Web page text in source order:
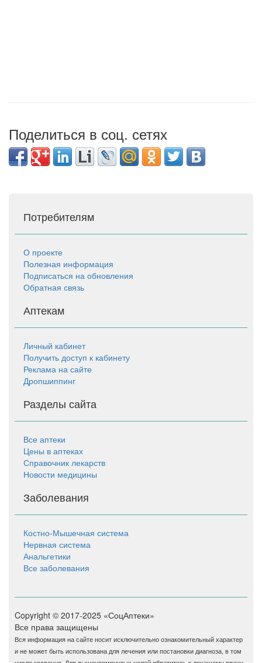
Поделиться в соц. сетях
Потребителям
О проекте
Полезная информация
Подписаться на обновления
Обратная связь
Аптекам
Личный кабинет
Получить доступ к кабинету
Реклама на сайте
Дропшиппинг
Разделы сайта
Все аптеки
Цены в аптеках
Справочник лекарств
Новости медицины
Заболевания
Костно-Мышечная система
Нервная система
Анальгетики
Все заболевания
Copyright © 2017-2025 «СоцАптеки»
Все права защищены
Вся информация на сайте носит исключительно ознакомительный характер
и не может быть использована для лечения или постановки диагноза, в том